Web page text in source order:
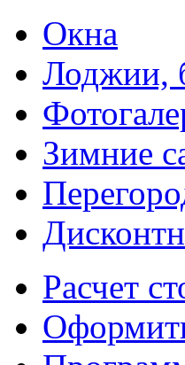
Окна
Лоджии,
Зимние
Расчет